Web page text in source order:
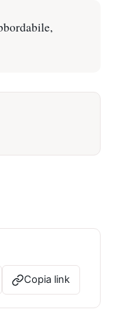
Copia link